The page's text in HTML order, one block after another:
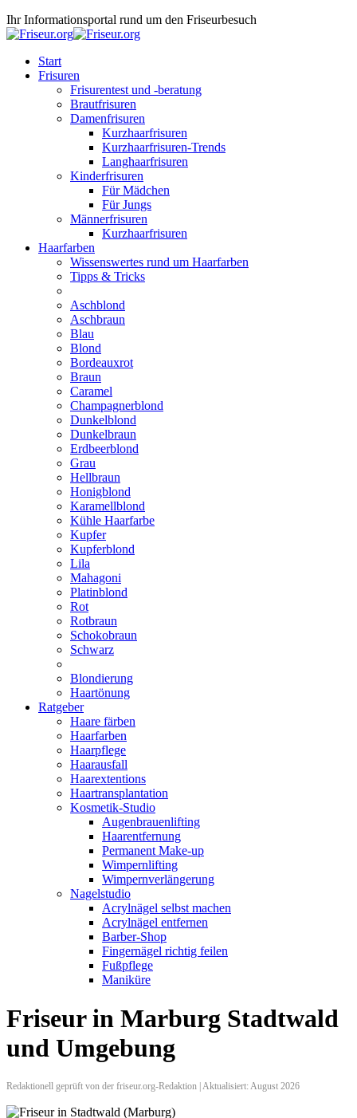
Ihr Informationsportal rund um den Friseurbesuch
Start
Frisuren
Frisurentest und -beratung
Brautfrisuren
Damenfrisuren
Kurzhaarfrisuren
Kurzhaarfrisuren-Trends
Langhaarfrisuren
Kinderfrisuren
Für Mädchen
Für Jungs
Männerfrisuren
Kurzhaarfrisuren
Haarfarben
Wissenswertes rund um Haarfarben
Tipps & Tricks
Aschblond
Aschbraun
Blau
Blond
Bordeauxrot
Braun
Caramel
Champagnerblond
Dunkelblond
Dunkelbraun
Erdbeerblond
Grau
Hellbraun
Honigblond
Karamellblond
Kühle Haarfarbe
Kupfer
Kupferblond
Lila
Mahagoni
Platinblond
Rot
Rotbraun
Schokobraun
Schwarz
Blondierung
Haartönung
Ratgeber
Haare färben
Haarfarben
Haarpflege
Haarausfall
Haarextentions
Haartransplantation
Kosmetik-Studio
Augenbrauenlifting
Haarentfernung
Permanent Make-up
Wimpernlifting
Wimpernverlängerung
Nagelstudio
Acrylnägel selbst machen
Acrylnägel entfernen
Barber-Shop
Fingernägel richtig feilen
Fußpflege
Maniküre
Friseur in Marburg Stadtwald
und Umgebung
Redaktionell geprüft von der friseur.org-Redaktion | Aktualisiert: August 2026